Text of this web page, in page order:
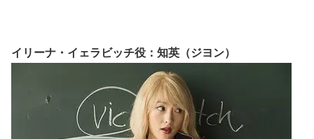
イリーナ・イェラビッチ役：知英（ジヨン）